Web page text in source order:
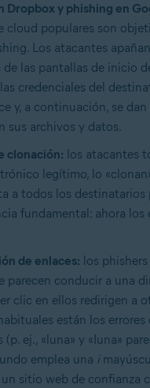
Dropbox y phishing en
cloud populares son
Los atacantes
las pantallas de inicio
credenciales del
y, a continuación, se
sus archivos y datos.
clonación: los atacantes
legítimo, lo
a todos los destinatarios
fundamental: ahora los
de enlaces: los
parecen conducir a una
clic en ellos redirigen a
están los
(p. ej., «luna» y «Iuna»
emplea una i
sitio web de confianza